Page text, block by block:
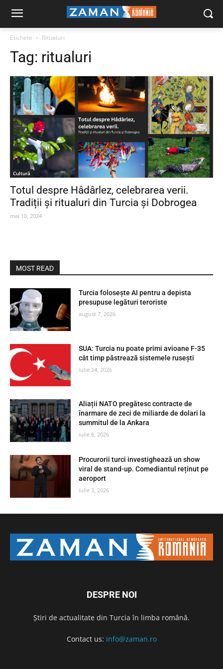
Etichete Ritualuri
Tag: ritualuri
Cultură
Totul despre Hâdârlez, celebrarea verii.
Tradiții și ritualuri din Turcia și Dobrogea
mai 10, 2024
MOST READ
Turcia folosește AI pentru a depista
presupuse legături teroriste
august 7, 2026
SUA: Turcia nu poate primi avioane F-35
cât timp păstrează sistemele rusești
iulie 24, 2026
Aliații NATO pregătesc contracte de
înarmare de zeci de miliarde de dolari la
summitul de la Ankara
iulie 8, 2026
Procurorii turci investighează un show
viral de stand-up. Comediantul reținut pe
aeroport
iulie 3, 2026
DESPRE NOI
Știri de actualitate din Turcia în limba română.
Contact us: info@zaman.ro